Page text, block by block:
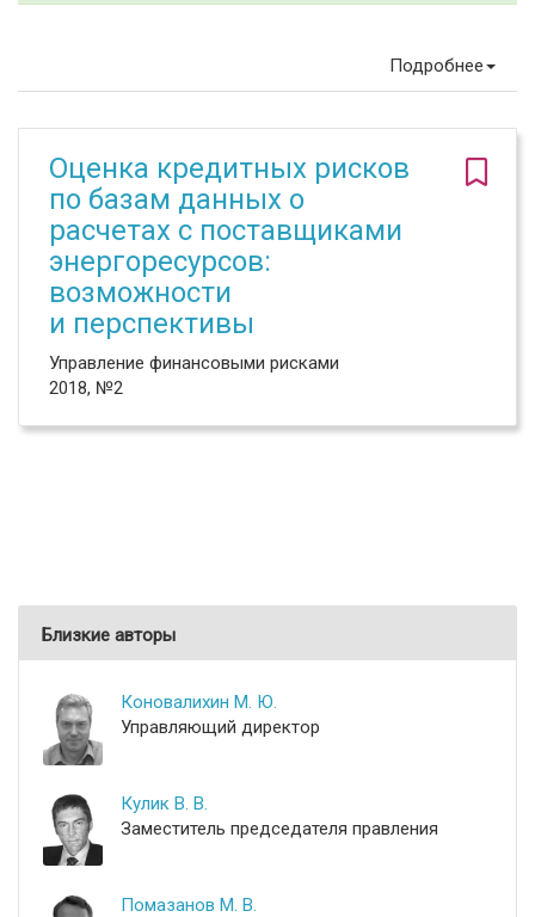
Подробнее
Оценка кредитных рисков
по базам данных о
расчетах с поставщиками
энергоресурсов:
возможности
и перспективы
Управление финансовыми рисками
2018, №2
Близкие авторы
Коновалихин М. Ю.
Управляющий директор
Кулик В. В.
Заместитель председателя правления
Помазанов М. В.